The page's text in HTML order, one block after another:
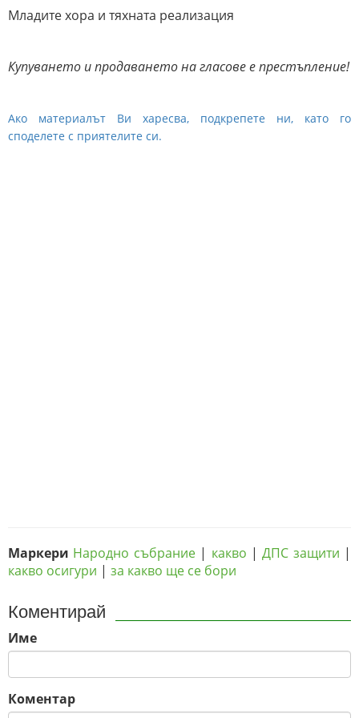
Младите хора и тяхната реализация
Купуването и продаването на гласове е престъпление!
Ако материалът Ви харесва, подкрепете ни, като го
споделете с приятелите си.
Маркери Народно събрание| какво |ДПС защити |
какво осигури | за какво ще се бори
Коментирай
Име
Коментар